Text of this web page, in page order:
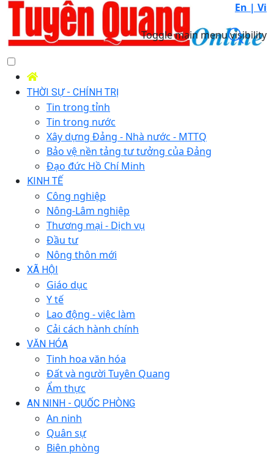
En | Vi
Toggle main menu visibility
THỜI SỰ - CHÍNH TRỊ
Tin trong tỉnh
Tin trong nước
Xây dựng Đảng - Nhà nước - MTTQ
Bảo vệ nền tảng tư tưởng của Đảng
Đạo đức Hồ Chí Minh
KINH TẾ
Công nghiệp
Nông-Lâm nghiệp
Thương mại - Dịch vụ
Đầu tư
Nông thôn mới
XÃ HỘI
Giáo dục
Y tế
Lao động - việc làm
Cải cách hành chính
VĂN HÓA
Tinh hoa văn hóa
Đất và người Tuyên Quang
Ẩm thực
AN NINH - QUỐC PHÒNG
An ninh
Quân sự
Biên phòng